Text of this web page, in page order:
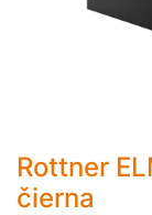
Rottner
čierna